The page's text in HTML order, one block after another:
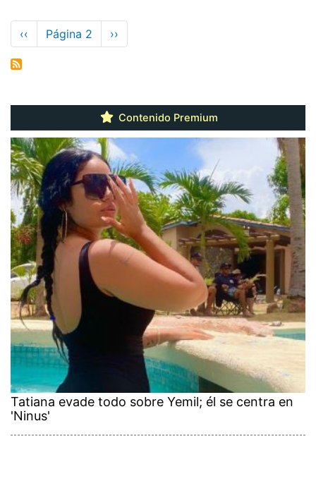
Paginación
Página
anterior
‹‹ Página 2
Siguiente
página
››
Contenido Premium
Tatiana evade todo sobre Yemil; él se centra en
'Ninus'